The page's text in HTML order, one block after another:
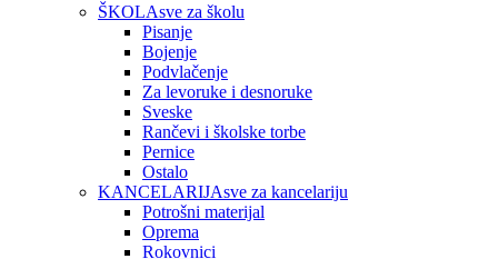
ŠKOLAsve za školu
Pisanje
Bojenje
Podvlačenje
Za levoruke i desnoruke
Sveske
Rančevi i školske torbe
Pernice
Ostalo
KANCELARIJAsve za kancelariju
Potrošni materijal
Oprema
Rokovnici